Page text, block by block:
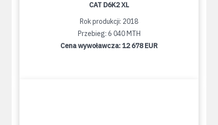
CAT D6K2 XL
Rok produkcji: 2018
Przebieg: 6 040 MTH
Cena wywoławcza:12 678 EUR